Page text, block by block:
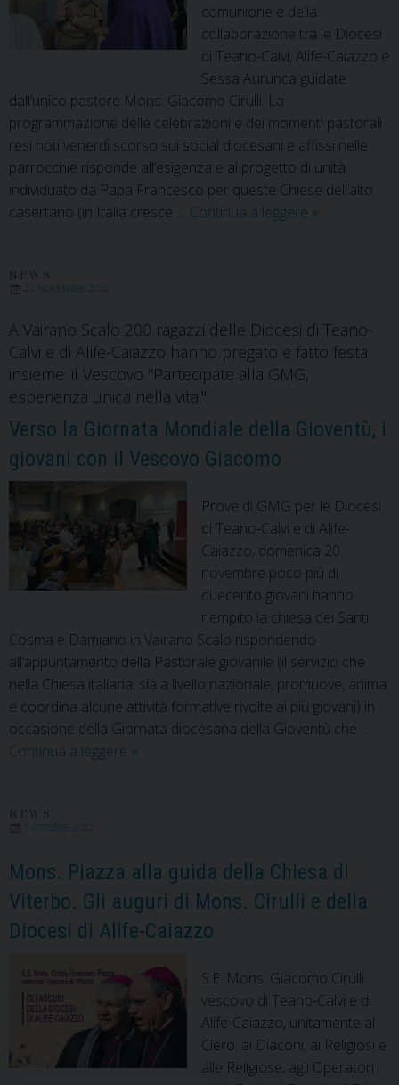
comunione e della
collaborazione tra le Diocesi
di Teano-Calvi, Alife-Caiazzo e
Sessa Aurunca guidate
dall’unico pastore Mons. Giacomo Cirulli. La
programmazione delle celebrazioni e dei momenti pastorali
resi noti venerdì scorso sui social diocesani e affissi nelle
parrocchie risponde all’esigenza e al progetto di unità
individuato da Papa Francesco per queste Chiese dell’alto
casertano (in Italia cresce … Continua a leggere Unità,
Quaresima
delle
vescovo
»
22 NOVEMBRE 2022
A Vairano Scalo 200 ragazzi delle Diocesi di Teano-
Calvi e di Alife-Caiazzo hanno pregato e fatto festa
insieme: il Vescovo "Partecipate alla GMG,
esperienza unica nella vita!"
Verso la Giornata Mondiale della Gioventù, i
giovani con il Vescovo Giacomo
Prove di GMG per le Diocesi
di Teano-Calvi e di Alife-
Caiazzo; domenica 20
novembre poco più di
duecento giovani hanno
riempito la chiesa dei Santi
Cosma e Damiano in Vairano Scalo rispondendo
all’appuntamento della Pastorale giovanile (il servizio che
nella Chiesa italiana, sia a livello nazionale, promuove, anima
e coordina alcune attività formative rivolte ai più giovani) in
occasione della Giornata diocesana della Gioventù che …
Continua a leggere Verso
Gioventù,
giovani
con
Vescovo
Giacomo
»
7 OTTOBRE 2022
Mons. Piazza alla guida della Chiesa di
Viterbo. Gli auguri di Mons. Cirulli e della
Diocesi di Alife-Caiazzo
S.E. Mons. Giacomo Cirulli
vescovo di Teano-Calvi e di
Alife-Caiazzo, unitamente al
Clero, ai Diaconi, ai Religiosi e
alle Religiose, agli Operatori